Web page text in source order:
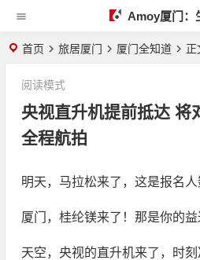
Amoy厦门：
首页 旅居厦门 厦门全知道 正
央视直升机提前抵达 将
全程航拍
阅读模式
明天，马拉松来了，这是报名人
厦门，桂纶镁来了！那是你的益
天空，央视的直升机来了，时刻